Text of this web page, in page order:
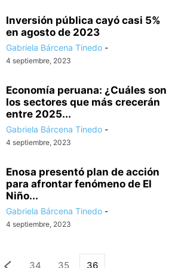
Inversión pública cayó casi 5%
en agosto de 2023
Gabriela Bárcena Tinedo -
4 septiembre, 2023
Economía peruana: ¿Cuáles son
los sectores que más crecerán
entre 2025...
Gabriela Bárcena Tinedo -
4 septiembre, 2023
Enosa presentó plan de acción
para afrontar fenómeno de El
Niño...
Gabriela Bárcena Tinedo -
4 septiembre, 2023
34 35 36